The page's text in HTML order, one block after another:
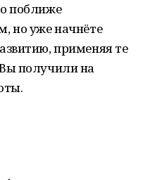
поближе
но уже начнёте
применяя те
получили на